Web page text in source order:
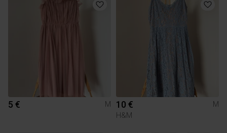
5 € M 10 €
M
H&M